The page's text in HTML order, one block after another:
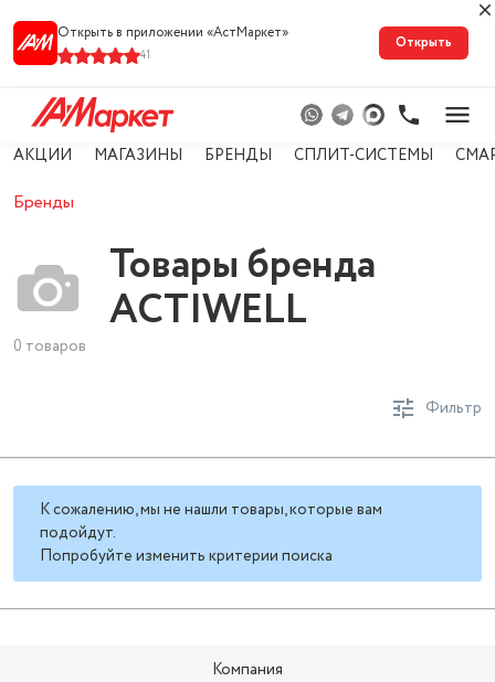
Открыть в приложении «АстМарке‪т‬»
41
Открыть
АКЦИИ МАГАЗИНЫ БРЕНДЫ СПЛИТ-СИСТЕМЫ
Бренды
Товары бренда
ACTIWELL
0 товаров
Фильтр
К сожалению, мы не нашли товары, которые вам
подойдут.
Попробуйте изменить критерии поиска
Компания